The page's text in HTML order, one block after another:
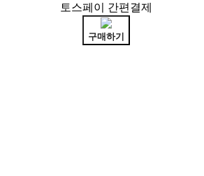
토스페이 간편결제
구매하기